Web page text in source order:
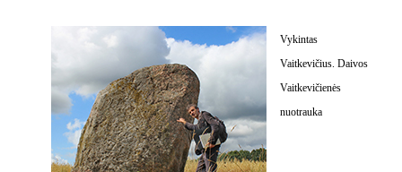
Vykintas
Vaitkevičius. Daivos
Vaitkevičienės
nuotrauka